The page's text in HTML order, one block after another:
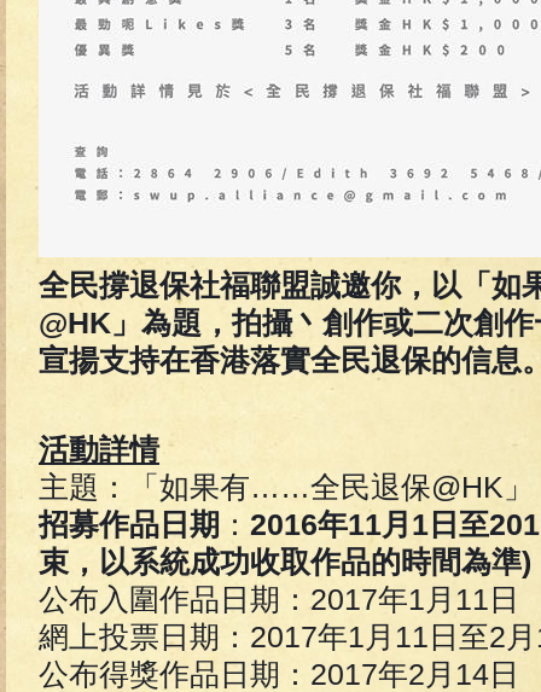
全民撐退保社福聯盟誠邀你，以「
@HK」為題，拍攝丶創作或二次創
宣揚支持在香港落實全民退保的信息
活動詳情
主題：「如果有……全民退保@HK」
招募作品日期 ： 2016年11月1日至
束，以系統成功收取作品的時間為準)
公布入圍作品日期：2017年1月11日
網上投票日期：2017年1月11日至2
公布得獎作品日期：2017年2月14日